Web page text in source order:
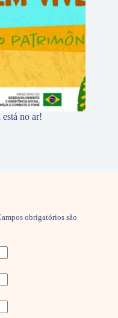
no ar!
obrigatórios são